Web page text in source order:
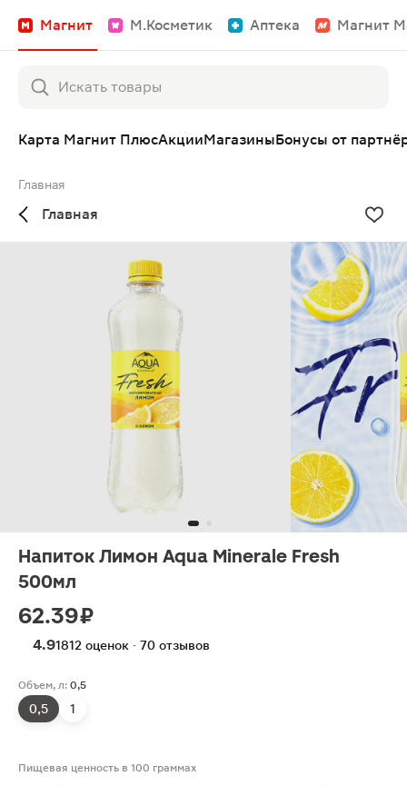
Магнит М.Косметик Аптека Магнит
Карта Магнит ПлюсАкцииМагазиныБонусы от
Главная
Главная
Напиток Лимон Aqua Minerale Fresh
500мл
62.39 ₽
4.91812 оценок · 70 отзывов
Объем, л: 0,5
0,5 1
Пищевая ценность в 100 граммах